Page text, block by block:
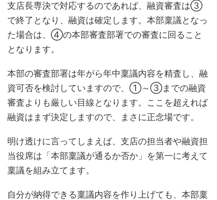
支店長専決で対応するのであれば、融資審査は③
で終了となり、融資は確定します。本部稟議となっ
た場合は、④の本部審査部署での審査に回ること
となります。
本部の審査部署は年がら年中稟議内容を精査し、融
資可否を検討していますので、①～③までの融資
審査よりも厳しい目線となります。ここを超えれば
融資はまず決定しますので、まさに正念場です。
明け透けに言ってしまえば、支店の担当者や融資担
当役席は「本部稟議が通るか否か」を第一に考えて
稟議を組み立てます。
自分が納得できる稟議内容を作り上げても、本部稟